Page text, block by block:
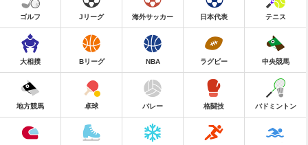
ゴルフ Jリーグ 海外サッカー 日本代表 テニス
大相撲 Bリーグ NBA ラグビー 中央競馬
地方競馬 卓球 バレー 格闘技 バドミントン